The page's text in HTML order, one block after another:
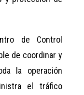
de Control
de coordinar y
la operación
el tráfico